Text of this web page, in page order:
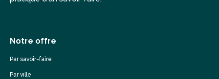
Notre offre
Par savoir-faire
Par ville